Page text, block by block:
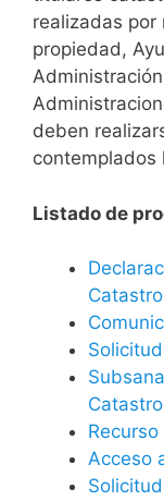
realizadas por
propiedad,
deben
contemplados
Listado de
Catastro
Catastro
Acceso